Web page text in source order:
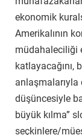
ekonomik
Amerikalının
müdahaleciliği
katlayacağını,
anlaşmalarıyla
düşüncesiyle
büyük kılma”
seçkinlere/